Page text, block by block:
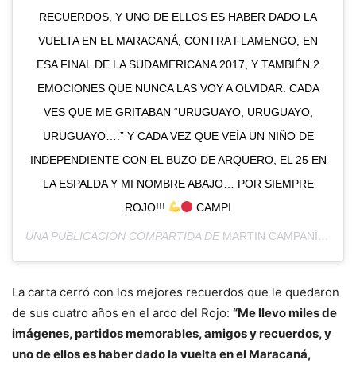
RECUERDOS, Y UNO DE ELLOS ES HABER DADO LA
VUELTA EN EL MARACANÁ, CONTRA FLAMENGO, EN
ESA FINAL DE LA SUDAMERICANA 2017, Y TAMBIÉN 2
EMOCIONES QUE NUNCA LAS VOY A OLVIDAR: CADA
VES QUE ME GRITABAN “URUGUAYO, URUGUAYO,
URUGUAYO….” Y CADA VEZ QUE VEÍA UN NIÑO DE
INDEPENDIENTE CON EL BUZO DE ARQUERO, EL 25 EN
LA ESPALDA Y MI NOMBRE ABAJO… POR SIEMPRE
ROJO!!!
CAMPI
UNA PUBLICACIÓN COMPARTIDA DE MARTIN CAMPANÌƑA
La carta cerró con los mejores recuerdos que le quedaron
de sus cuatro años en el arco del Rojo: “Me llevo miles de
imágenes, partidos memorables, amigos y recuerdos, y
uno de ellos es haber dado la vuelta en el Maracaná,